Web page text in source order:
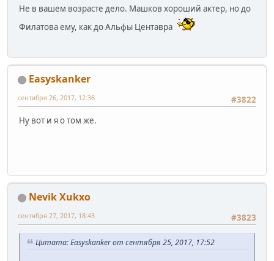
Не в вашем возрасте дело. Машков хороший актер, но до
Филатова ему, как до Альфы Центавра
Easyskanker
#3822
сентября 26, 2017, 12:36
Ну вот и я о том же.
Nevik Xukxo
#3823
сентября 27, 2017, 18:43
Цитата: Easyskanker от сентября 25, 2017, 17:52